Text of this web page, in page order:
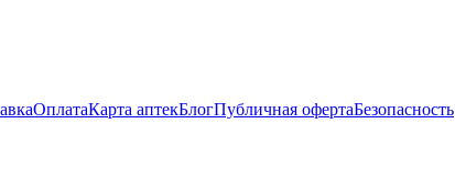
ОплатаКарта аптекБлогПубличная офертаБезопасность